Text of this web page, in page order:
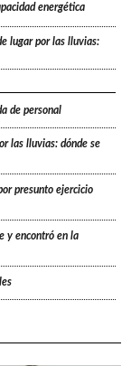
energética
lugar por las lluvias:
de personal
las lluvias: dónde se
presunto ejercicio
y encontró en la